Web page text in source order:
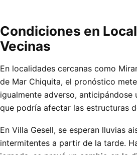
Condiciones en
Vecinas
En localidades cercanas como
de Mar Chiquita, el pronóstico
igualmente adverso, anticipándose
que podría afectar las estructuras
En Villa Gesell, se esperan lluvias
intermitentes a partir de la tarde.